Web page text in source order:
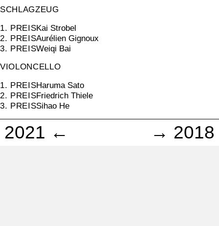
SCHLAGZEUG
1. PREISKai Strobel
2. PREISAurélien Gignoux
3. PREISWeiqi Bai
VIOLONCELLO
1. PREISHaruma Sato
2. PREISFriedrich Thiele
3. PREISSihao He
2021 ← → 2018